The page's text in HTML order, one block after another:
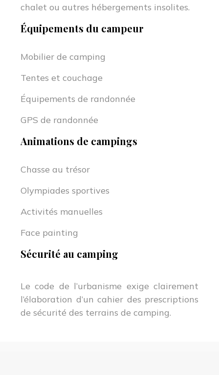
chalet ou autres hébergements insolites.
Équipements du campeur
Mobilier de camping
Tentes et couchage
Équipements de randonnée
GPS de randonnée
Animations de campings
Chasse au trésor
Olympiades sportives
Activités manuelles
Face painting
Sécurité au camping
Le code de l’urbanisme exige clairement
l’élaboration d’un cahier des prescriptions
de sécurité des terrains de camping.